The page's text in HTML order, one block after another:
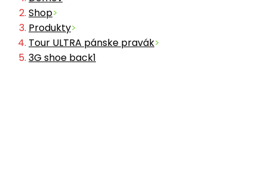
Shop>
Produkty>
Tour ULTRA pánske pravák>
3G shoe back1